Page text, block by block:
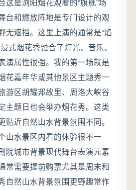
台和燃放阵地是专门设计的观
无遮挡。这里上演的通常是“焰
式烟花秀融合了灯光、音乐、
演属性很强。我的第一场就是
花嘉年华或其他景区主题秀一
游区胡耀邦故里、周洛大峡谷
主题日也会举办烟花秀。这类
贴近自然山水背景氛围不同。
山水景区内看的体验很不一
院城市背景现代舞台表演元素
常需要提前购票尤其是周末和
自然山水背景氛围更野趣常作